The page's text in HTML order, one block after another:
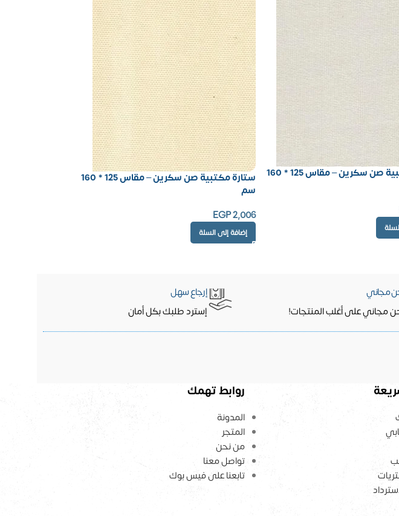
ستارة مكتبية صن سكرين – مقاس 125 * 160
ستارة مكتبية صن سكرين – مقاس 125 * 160
سم
EGP2,006
إضافة إلى السلة
مجاني
مجاني على أغلب المنتجات!
إرجاع سهل
إسترد طلبك بكل أمان
روابط تهمك
المدونة
المتجر
من نحن
تواصل معنا
تابعنا على فيس بوك